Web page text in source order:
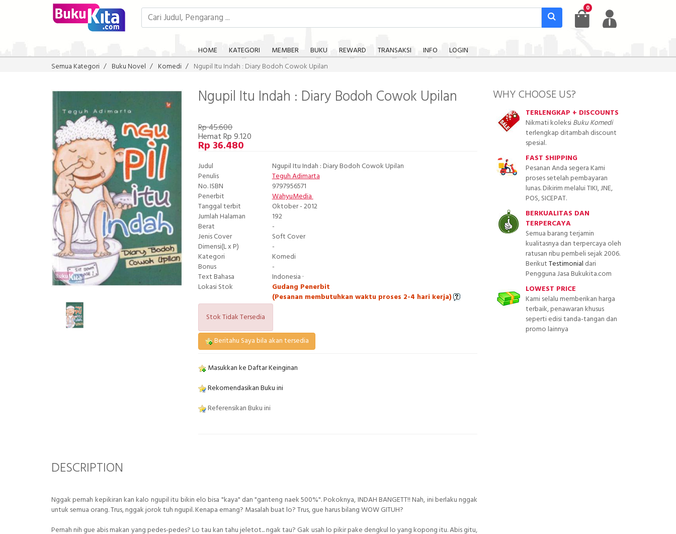
0
HOME KATEGORI MEMBER BUKU REWARD TRANSAKSI INFO
LOGIN
Semua Kategori
Buku Novel Komedi Ngupil Itu Indah : Diary Bodoh Cowok Upilan
Ngupil Itu Indah : Diary Bodoh Cowok Upilan
Rp 45.600
Hemat Rp 9.120
Rp 36.480
Judul
Ngupil Itu Indah : Diary Bodoh Cowok Upilan
Penulis
Teguh Adimarta
No. ISBN
9797956571
Penerbit
WahyuMedia
Tanggal terbit
Oktober - 2012
Jumlah Halaman
192
Berat
-
Jenis Cover
Soft Cover
Dimensi(L x P)
-
Kategori
Komedi
Bonus
-
Text Bahasa
Indonesia ·
Lokasi Stok
Gudang Penerbit
(Pesanan membutuhkan waktu proses 2-4 hari kerja)
Stok Tidak Tersedia
Beritahu Saya bila akan tersedia
Masukkan ke Daftar Keinginan
Rekomendasikan Buku ini
Referensikan Buku ini
DESCRIPTION
Nggak pernah kepikiran kan kalo ngupil itu bikin elo bisa "kaya" dan "ganteng naek 500%". Pokoknya, INDAH BANGETT!! Nah, ini berlaku nggak
untuk semua orang. Trus, nggak jorok tuh ngupil. Kenapa emang? Masalah buat lo? Trus, gue harus bilang WOW GITUH?
Pernah nih gue abis makan yang pedes-pedes? Lo tau kan tahu jeletot... ngak tau? Gak usah lo pikir pake dengkul lo yang kopong itu. Abis gitu,
WHY CHOOSE US?
TERLENGKAP + DISCOUNTS
Nikmati koleksiBuku Komedi
terlengkap ditambah discount
spesial.
FAST SHIPPING
Pesanan Anda segera Kami
proses setelah pembayaran
lunas. Dikirim melalui TIKI, JNE,
POS, SICEPAT.
BERKUALITAS DAN
TERPERCAYA
Semua barang terjamin
kualitasnya dan terpercaya oleh
ratusan ribu pembeli sejak 2006.
BerikutTestimonial dari
Pengguna Jasa Bukukita.com
LOWEST PRICE
Kami selalu memberikan harga
terbaik, penawaran khusus
seperti edisi tanda-tangan dan
promo lainnya